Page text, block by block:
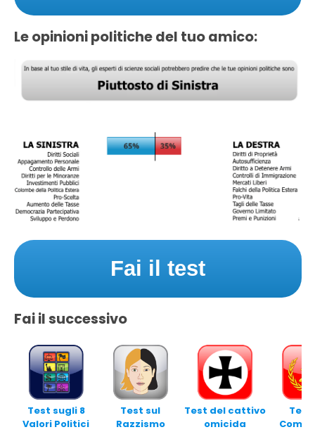
Le opinioni politiche del tuo amico:
Fai il test
Fai il successivo
Test sugli 8
Valori Politici
Test sul
Razzismo
Test del cattivo
omicida
Test